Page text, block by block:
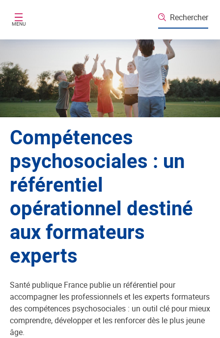
MENU
Rechercher
Compétences
psychosociales : un
référentiel
opérationnel destiné
aux formateurs
experts
Santé publique France publie un référentiel pour
accompagner les professionnels et les experts formateurs
des compétences psychosociales : un outil clé pour mieux
comprendre, développer et les renforcer dès le plus jeune
âge.